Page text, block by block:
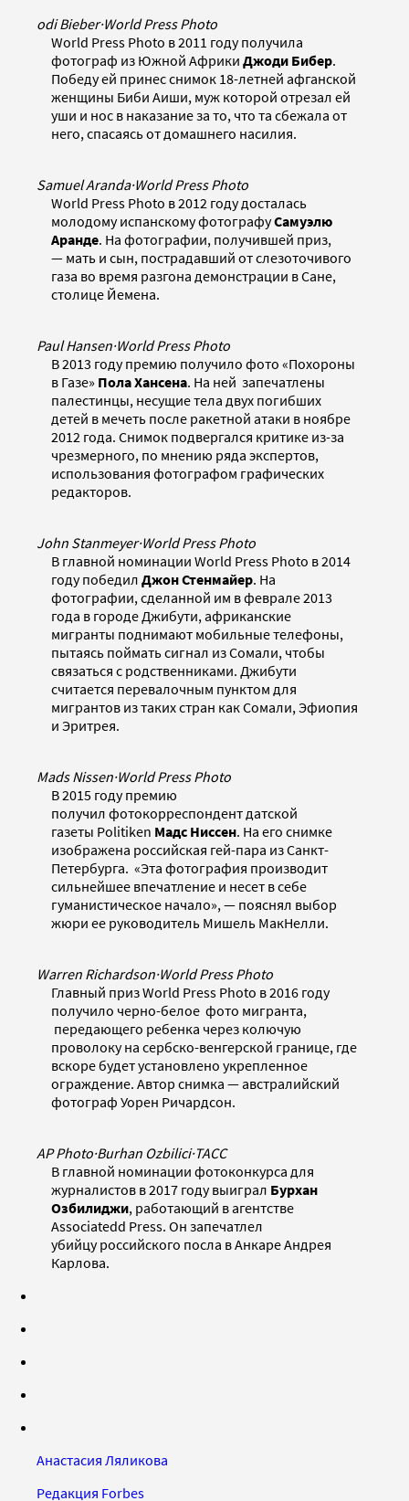
odi Bieber·World Press Photo
World Press Photo в 2011 году получила
фотограф из Южной Африки Джоди Бибер.
Победу ей принес снимок 18-летней афганской
женщины Биби Аиши, муж которой отрезал ей
уши и нос в наказание за то, что та сбежала от
него, спасаясь от домашнего насилия.
Samuel Aranda·World Press Photo
World Press Photo в 2012 году досталась
молодому испанскому фотографуСамуэлю
Аранде. На фотографии, получившей приз,
— мать и сын, пострадавший от слезоточивого
газа во время разгона демонстрации в Сане,
столице Йемена.
Paul Hansen·World Press Photo
В 2013 году премию получило фото «Похороны
в Газе» Пола Хансена. На ней запечатлены
палестинцы, несущие тела двух погибших
детей в мечеть после ракетной атаки в ноябре
2012 года. Снимок подвергался критике из-за
чрезмерного, по мнению ряда экспертов,
использования фотографом графических
редакторов.
John Stanmeyer·World Press Photo
В главной номинации World Press Photo в 2014
году победил Джон Стенмайер. На
фотографии, сделанной им в феврале 2013
года в городе Джибути, африканские
мигранты поднимают мобильные телефоны,
пытаясь поймать сигнал из Сомали, чтобы
связаться с родственниками. Джибути
считается перевалочным пунктом для
мигрантов из таких стран как Сомали, Эфиопия
и Эритрея.
Mads Nissen·World Press Photo
В 2015 году премию
получил фотокорреспондент датской
газеты Politiken Мадс Ниссен. На его снимке
изображена российская гей-пара из Санкт-
Петербурга. «Эта фотография производит
сильнейшее впечатление и несет в себе
гуманистическое начало», — пояснял выбор
жюри ее руководитель Мишель МакНелли.
Warren Richardson·World Press Photo
Главный приз World Press Photo в 2016 году
получило черно-белое фото мигранта,
передающего ребенка через колючую
проволоку на сербско-венгерской границе, где
вскоре будет установлено укрепленное
ограждение. Автор снимка — австралийский
фотограф Уорен Ричардсон.
AP Photo·Burhan Ozbilici·ТАСС
В главной номинации фотоконкурса для
журналистов в 2017 году выиграл Бурхан
Озбилиджи, работающий в агентстве
Associatedd Press. Он запечатлел
убийцу российского посла в Анкаре Андрея
Карлова.
Анастасия Ляликова
Редакция Forbes